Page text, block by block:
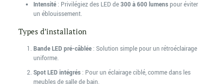
Intensité: Privilégiez des LED de300 à 600 lumenspour éviter
un éblouissement.
Types d’installation
Bande LED pré-câblée: Solution simple pour un rétroéclairage
uniforme.
Spot LED intégrés: Pour un éclairage ciblé, comme dans les